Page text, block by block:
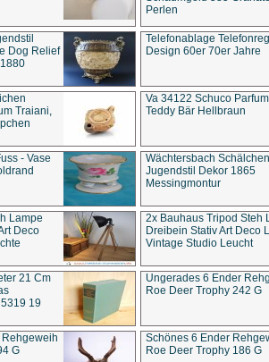
Perlen
Dog Relief
Telefonablage
Design 60er 70er Jahre
Traiani,
Va 34122 Schuco
Teddy Bär Hellbraun
- Vase
Wächtersbach Schälchen
Jugendstil Dekor 1865
Messingmontur
Lampe
Deco
2x Bauhaus Tripod Steh
Dreibein Stativ Art Deco
Vintage Studio Leucht
21 Cm
19
Ungerades 6 Ender
Roe Deer Trophy 242 G
G
Schönes 6 Ender
Roe Deer Trophy 186 G